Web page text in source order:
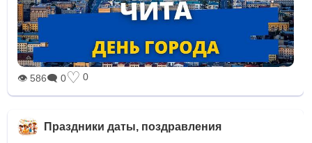
👁 586🗨 0♡ 0
Праздники даты, поздравления